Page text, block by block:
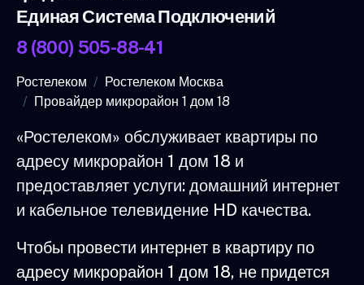
Единая Система Подключений
8 (800) 505-88-41
Ростелеком
Ростелеком Москва
Провайдер микрорайон 1 дом 18
«Ростелеком» обслуживает квартиры по
адресу микрорайон 1 дом 18 и
предоставляет услуги: домашний интернет
и кабельное телевидение HD качества.
Чтобы провести интернет в квартиру по
адресу микрорайон 1 дом 18, не придется